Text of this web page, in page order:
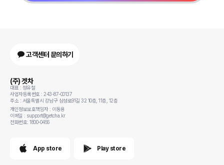
고객센터 문의하기
(주) 겟차
대표 : 정유철
사업자등록번호 : 243-87-00137
주소 : 서울특별시 강남구 삼성로91길 32 10층, 11층, 12층
개인정보보호책임자 : 이동용
이메일 : support@getcha.kr
전화번호: 1800-0456
App store Play store